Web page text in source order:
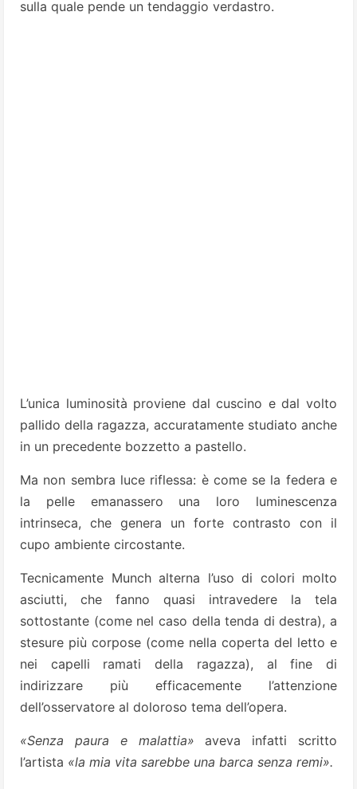
sulla quale pende un tendaggio verdastro.
L’unica luminosità proviene dal cuscino e dal volto
pallido della ragazza, accuratamente studiato anche
in un precedente bozzetto a pastello.
Ma non sembra luce riflessa: è come se la federa e
la pelle emanassero una loro luminescenza
intrinseca, che genera un forte contrasto con il
cupo ambiente circostante.
Tecnicamente Munch alterna l’uso di colori molto
asciutti, che fanno quasi intravedere la tela
sottostante (come nel caso della tenda di destra), a
stesure più corpose (come nella coperta del letto e
nei capelli ramati della ragazza), al fine di
indirizzare più efficacemente l’attenzione
dell’osservatore al doloroso tema dell’opera.
«Senza paura e malattia» aveva infatti scritto
l’artista «la mia vita sarebbe una barca senza remi».